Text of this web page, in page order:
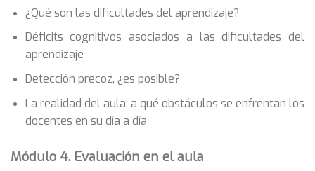
¿Qué son las dificultades del aprendizaje?
Déficits cognitivos asociados a las dificultades del
aprendizaje
Detección precoz, ¿es posible?
La realidad del aula: a qué obstáculos se enfrentan los
docentes en su día a día
Módulo 4. Evaluación en el aula